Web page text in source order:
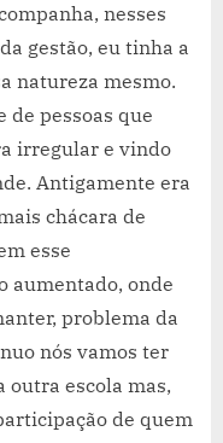
nesses
gestão, eu tinha a
natureza mesmo.
de pessoas que
irregular e vindo
Antigamente era
chácara de
esse
aumentado, onde
problema da
nós vamos ter
escola mas,
de quem